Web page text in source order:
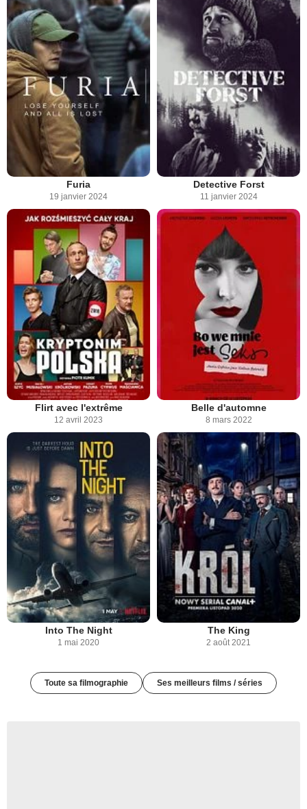
Furia
19 janvier 2024
Detective Forst
11 janvier 2024
Flirt avec l'extrême
12 avril 2023
Belle d'automne
8 mars 2022
Into The Night
1 mai 2020
The King
2 août 2021
Toute sa filmographie Ses meilleurs films / séries